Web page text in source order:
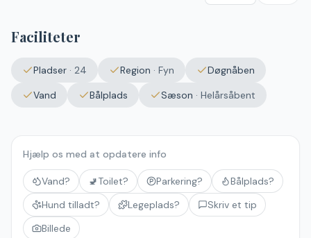
Faciliteter
Pladser · 24 Region · Fyn
Døgnåben
Vand
Bålplads Sæson · Helårsåbent
Hjælp os med at opdatere info
Vand? 🚽Toilet? Parkering?
Bålplads?
Hund tilladt?
Legeplads?
Skriv et tip
Billede